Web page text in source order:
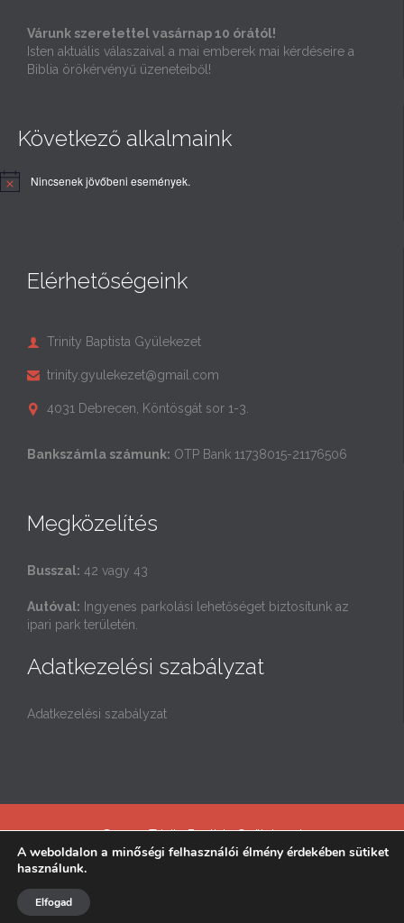
Várunk szeretettel vasárnap 10 órától!
Isten aktuális válaszaival a mai emberek mai kérdéseire a
Biblia örökérvényű üzeneteiből!
Következő alkalmaink
Nincsenek jövőbeni események.
Elérhetőségeink
 Trinity Baptista Gyülekezet
 trinity.gyulekezet@gmail.com
 4031 Debrecen, Köntösgát sor 1-3.
Bankszámla számunk: OTP Bank 11738015-21176506
Megközelítés
Busszal: 42 vagy 43
Autóval: Ingyenes parkolási lehetőséget biztosítunk az
ipari park területén.
Adatkezelési szabályzat
Adatkezelési szabályzat
© 2025 Trinity Baptista Gyülekezet
A weboldalon a minőségi felhasználói élmény érdekében sütiket
használunk.
Elfogad